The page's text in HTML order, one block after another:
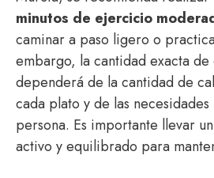
minutos de ejercicio
caminar a paso ligero o
embargo, la cantidad exacta
dependerá de la cantidad de
cada plato y de las
persona. Es importante llevar
activo y equilibrado para